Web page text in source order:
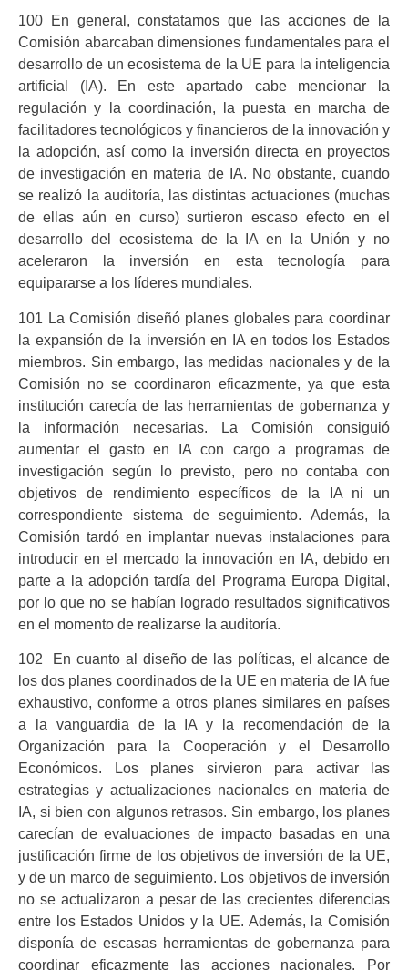
100 En general, constatamos que las acciones de la
Comisión abarcaban dimensiones fundamentales para el
desarrollo de un ecosistema de la UE para la inteligencia
artificial (IA). En este apartado cabe mencionar la
regulación y la coordinación, la puesta en marcha de
facilitadores tecnológicos y financieros de la innovación y
la adopción, así como la inversión directa en proyectos
de investigación en materia de IA. No obstante, cuando
se realizó la auditoría, las distintas actuaciones (muchas
de ellas aún en curso) surtieron escaso efecto en el
desarrollo del ecosistema de la IA en la Unión y no
aceleraron la inversión en esta tecnología para
equipararse a los líderes mundiales.
101 La Comisión diseñó planes globales para coordinar
la expansión de la inversión en IA en todos los Estados
miembros. Sin embargo, las medidas nacionales y de la
Comisión no se coordinaron eficazmente, ya que esta
institución carecía de las herramientas de gobernanza y
la información necesarias. La Comisión consiguió
aumentar el gasto en IA con cargo a programas de
investigación según lo previsto, pero no contaba con
objetivos de rendimiento específicos de la IA ni un
correspondiente sistema de seguimiento. Además, la
Comisión tardó en implantar nuevas instalaciones para
introducir en el mercado la innovación en IA, debido en
parte a la adopción tardía del Programa Europa Digital,
por lo que no se habían logrado resultados significativos
en el momento de realizarse la auditoría.
102 En cuanto al diseño de las políticas, el alcance de
los dos planes coordinados de la UE en materia de IA fue
exhaustivo, conforme a otros planes similares en países
a la vanguardia de la IA y la recomendación de la
Organización para la Cooperación y el Desarrollo
Económicos. Los planes sirvieron para activar las
estrategias y actualizaciones nacionales en materia de
IA, si bien con algunos retrasos. Sin embargo, los planes
carecían de evaluaciones de impacto basadas en una
justificación firme de los objetivos de inversión de la UE,
y de un marco de seguimiento. Los objetivos de inversión
no se actualizaron a pesar de las crecientes diferencias
entre los Estados Unidos y la UE. Además, la Comisión
disponía de escasas herramientas de gobernanza para
coordinar eficazmente las acciones nacionales. Por